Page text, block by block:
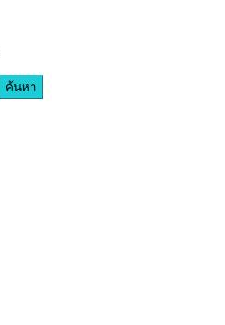
ค้นหา